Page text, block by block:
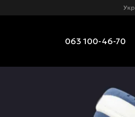
Укр
063 100-46-70